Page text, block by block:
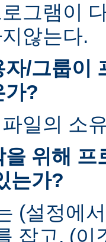
그램이
않는다.
/그룹이
가?
일의 소
을 위해
는가?
(설정에
잡고, (